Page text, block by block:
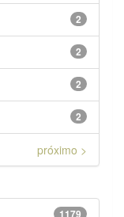
2
2
2
2
próximo >
1179